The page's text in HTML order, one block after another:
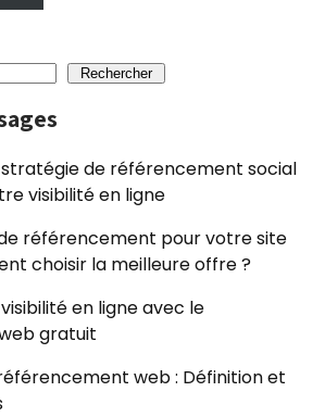
Rechercher
de référencement social
visibilité en ligne
référencement pour votre site
choisir la meilleure offre ?
en ligne avec le
gratuit
web : Définition et